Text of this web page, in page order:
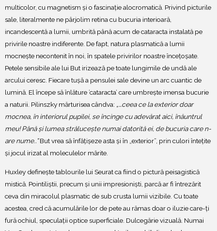
multicolor, cu magnetism și o fascinație alocromatică. Privind picturile
sale, literalmente ne pârjolim retina cu bucuria interioară,
incandescentă a lumii, umbrită până acum de cataracta instalată pe
privirile noastre indiferente. De fapt, natura plasmatică a lumii
mocnește necontenit în noi, în spatele privirilor noastre încețoșate.
Petele sensibile ale lui But irizează pe toate lungimile de undă ale
arcului ceresc. Fiecare tușă a pensulei sale devine un arc cuantic de
lumină. El începe să înlăture ’cataracta’ care umbrește imensa bucurie
a naturii. Pilinszky mărturisea cândva: „…ceea ce la exterior doar
mocnea, în interiorul pupilei, se încinge cu adevărat aici, înăuntrul
meu! Până și lumea strălucește numai datorită ei, de bucuria care n-
are nume..”But vrea să înfățișeze asta și în „exterior”, prin culori întețite
și jocul irizat al moleculelor mărite.
Huxley definește tablourile lui Seurat ca fiind o pictură peisagistică
mistică. Pointiliștii, precum și unii impresioniști, parcă ar fi întrezărit
ceva din miracolul plasmatic de sub crusta lumii vizibile. Cu toate
acestea, cred că acumulările lor de pete au rămas doar o iluzie care-ți
fură ochiul, speculații optice superficiale. Dulcegărie vizuală. Numai